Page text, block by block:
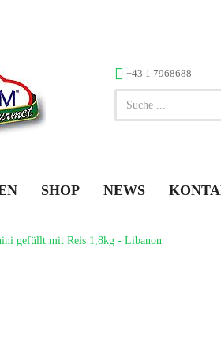
+43 1 7968688
SHOP NEWS
gefüllt mit Reis 1,8kg - Libanon